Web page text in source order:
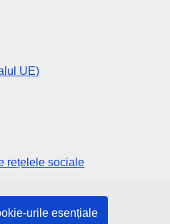
urile esențiale
UE)
rețelele sociale
UE